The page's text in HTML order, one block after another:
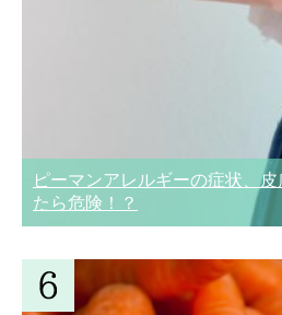
ピーマンアレルギーの症状、
たら危険！？